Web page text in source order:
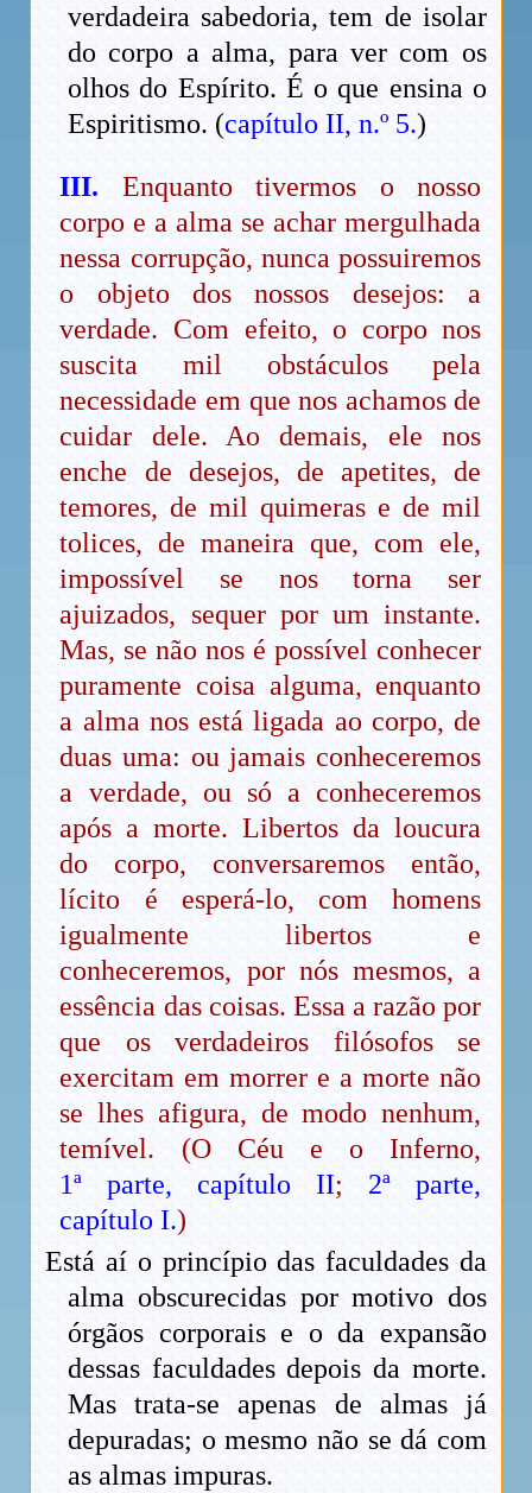
verdadeira sabedoria, tem de isolar
do corpo a alma, para ver com os
olhos do Espírito. É o que ensina o
Espiritismo. (capítulo II, n.º 5.)
III. Enquanto tivermos o nosso
corpo e a alma se achar mergulhada
nessa corrupção, nunca possuiremos
o objeto dos nossos desejos: a
verdade. Com efeito, o corpo nos
suscita mil obstáculos pela
necessidade em que nos achamos de
cuidar dele. Ao demais, ele nos
enche de desejos, de apetites, de
temores, de mil quimeras e de mil
tolices, de maneira que, com ele,
impossível se nos torna ser
ajuizados, sequer por um instante.
Mas, se não nos é possível conhecer
puramente coisa alguma, enquanto
a alma nos está ligada ao corpo, de
duas uma: ou jamais conheceremos
a verdade, ou só a conheceremos
após a morte. Libertos da loucura
do corpo, conversaremos então,
lícito é esperá-lo, com homens
igualmente libertos e
conheceremos, por nós mesmos, a
essência das coisas. Essa a razão por
que os verdadeiros filósofos se
exercitam em morrer e a morte não
se lhes afigura, de modo nenhum,
temível. (O Céu e o Inferno,
1ª parte, capítulo II; 2ª parte,
capítulo I.)
Está aí o princípio das faculdades da
alma obscurecidas por motivo dos
órgãos corporais e o da expansão
dessas faculdades depois da morte.
Mas trata-se apenas de almas já
depuradas; o mesmo não se dá com
as almas impuras.